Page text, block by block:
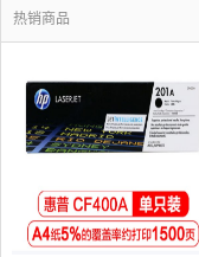
热销商品